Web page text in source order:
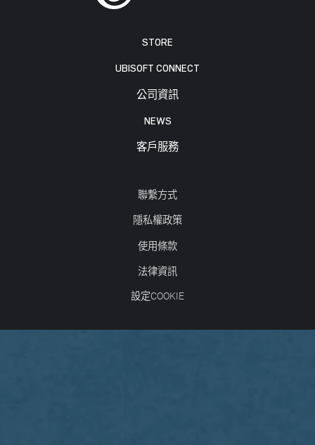
STORE
UBISOFT CONNECT
公司資訊
NEWS
客戶服務
聯繫方式
隱私權政策
使用條款
法律資訊
設定COOKIE